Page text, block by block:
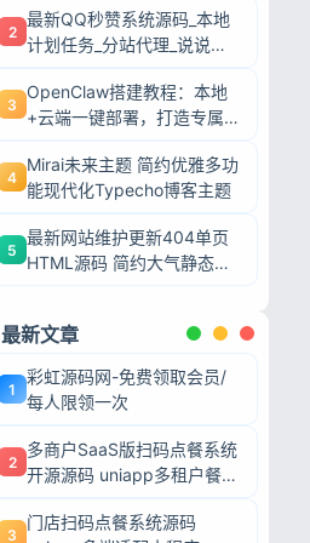
2
最新QQ秒赞系统源码_本地
计划任务_分站代理_说说赞
3
OpenClaw搭建教程：本地
+云端一键部署，打造专属AI
4
Mirai未来主题 简约优雅多功
能现代化Typecho博客主题
5
最新网站维护更新404单页
HTML源码 简约大气静态模
最新文章
1
彩虹源码网-免费领取会员/
每人限领一次
2
多商户SaaS版扫码点餐系统
开源源码 uniapp多租户餐饮
3
门店扫码点餐系统源码